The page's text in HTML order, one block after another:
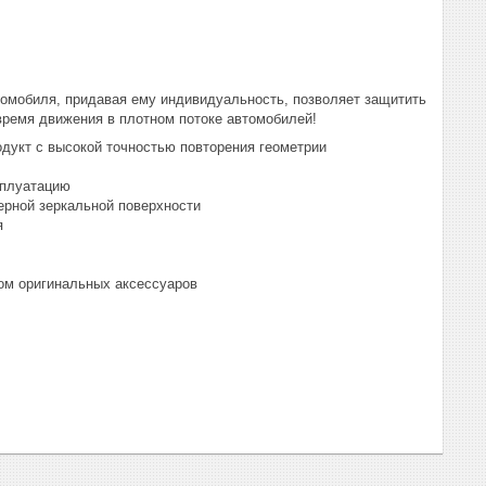
придавая ему индивидуальность, позволяет защитить
движения в плотном потоке автомобилей!
с высокой точностью повторения геометрии
зеркальной поверхности
оригинальных аксессуаров